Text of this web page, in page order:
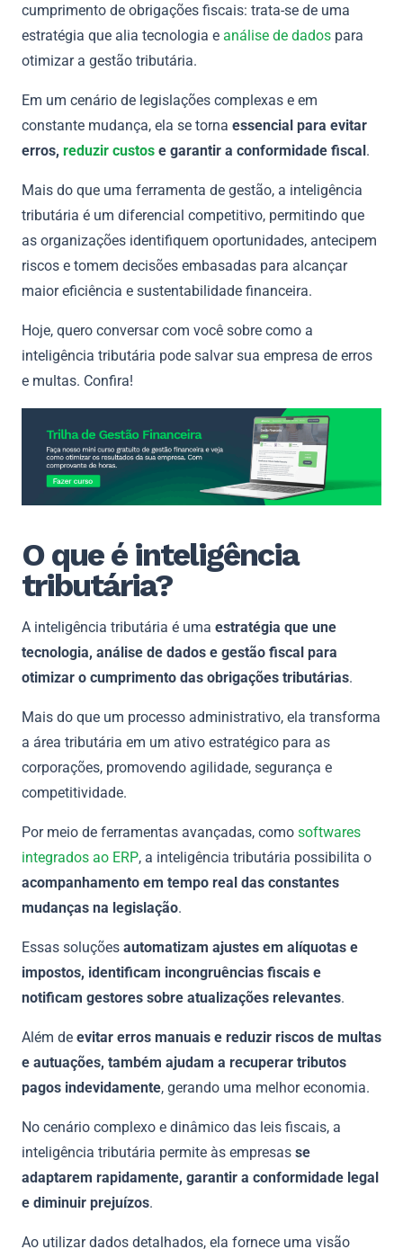
cumprimento de obrigações fiscais: trata-se de uma
estratégia que alia tecnologia e análise de dados para
otimizar a gestão tributária.
Em um cenário de legislações complexas e em
constante mudança, ela se torna essencial para evitar
erros, reduzir custos e garantir a conformidade fiscal.
Mais do que uma ferramenta de gestão, a inteligência
tributária é um diferencial competitivo, permitindo que
as organizações identifiquem oportunidades, antecipem
riscos e tomem decisões embasadas para alcançar
maior eficiência e sustentabilidade financeira.
Hoje, quero conversar com você sobre como a
inteligência tributária pode salvar sua empresa de erros
e multas. Confira!
O que é inteligência
tributária?
A inteligência tributária é uma estratégia que une
tecnologia, análise de dados e gestão fiscal para
otimizar o cumprimento das obrigações tributárias.
Mais do que um processo administrativo, ela transforma
a área tributária em um ativo estratégico para as
corporações, promovendo agilidade, segurança e
competitividade.
Por meio de ferramentas avançadas, como softwares
integrados ao ERP, a inteligência tributária possibilita o
acompanhamento em tempo real das constantes
mudanças na legislação.
Essas soluções automatizam ajustes em alíquotas e
impostos, identificam incongruências fiscais e
notificam gestores sobre atualizações relevantes.
Além de evitar erros manuais e reduzir riscos de multas
e autuações, também ajudam a recuperar tributos
pagos indevidamente, gerando uma melhor economia.
No cenário complexo e dinâmico das leis fiscais, a
inteligência tributária permite às empresas se
adaptarem rapidamente, garantir a conformidade legal
e diminuir prejuízos.
Ao utilizar dados detalhados, ela fornece uma visão